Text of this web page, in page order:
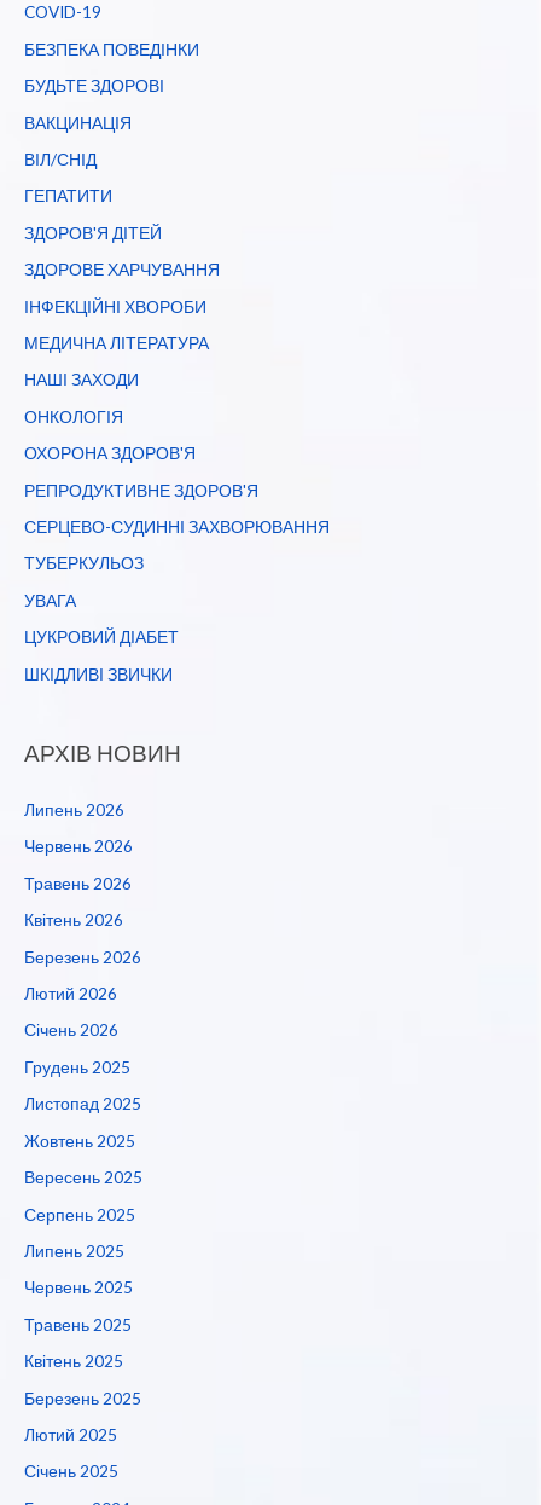
COVID-19
БЕЗПЕКА ПОВЕДІНКИ
БУДЬТЕ ЗДОРОВІ
ВАКЦИНАЦІЯ
ВІЛ/СНІД
ГЕПАТИТИ
ЗДОРОВ'Я ДІТЕЙ
ЗДОРОВЕ ХАРЧУВАННЯ
ІНФЕКЦІЙНІ ХВОРОБИ
МЕДИЧНА ЛІТЕРАТУРА
НАШІ ЗАХОДИ
ОНКОЛОГІЯ
ОХОРОНА ЗДОРОВ'Я
РЕПРОДУКТИВНЕ ЗДОРОВ'Я
СЕРЦЕВО-СУДИННІ ЗАХВОРЮВАННЯ
ТУБЕРКУЛЬОЗ
УВАГА
ЦУКРОВИЙ ДІАБЕТ
ШКІДЛИВІ ЗВИЧКИ
АРХІВ НОВИН
Липень 2026
Червень 2026
Травень 2026
Квітень 2026
Березень 2026
Лютий 2026
Січень 2026
Грудень 2025
Листопад 2025
Жовтень 2025
Вересень 2025
Серпень 2025
Липень 2025
Червень 2025
Травень 2025
Квітень 2025
Березень 2025
Лютий 2025
Січень 2025